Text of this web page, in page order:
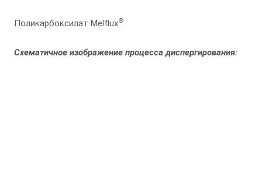
Поликарбоксилат Melflux®
Схематичное изображение процесса диспергирования: